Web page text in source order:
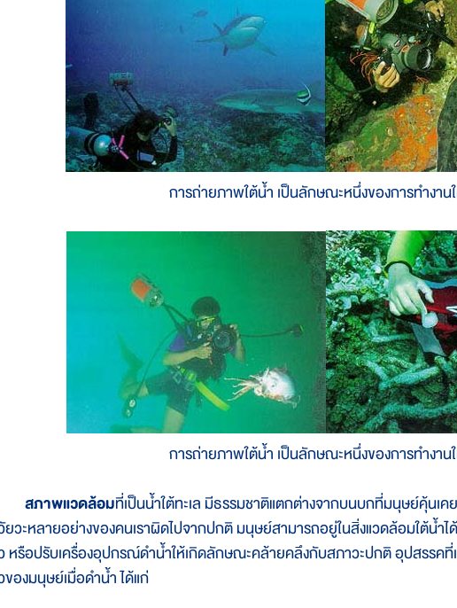
การถ่ายภาพใต้น้ำ เป็นลักษณะหนึ่งของการทำงาน
การถ่ายภาพใต้น้ำ เป็นลักษณะหนึ่งของการทำงาน
สภาพแวดล้อมที่เป็นน้ำใต้ทะเล มีธรรมชาติแตกต่างจากบนบกที่มนุษย์คุ้นเค
วะหลายอย่างของคนเราผิดไปจากปกติ มนุษย์สามารถอยู่ในสิ่งแวดล้อมใต้น้ำไ
หรือปรับเครื่องอุปกรณ์ดำน้ำให้เกิดลักษณะคล้ายคลึงกับสภาวะปกติ อุปสรรค
องมนุษย์เมื่อดำน้ำ ได้แก่